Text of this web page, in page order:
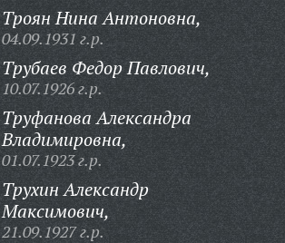
Троян Нина Антоновна,
04.09.1931 г.р.
Трубаев Федор Павлович,
10.07.1926 г.р.
Труфанова Александра
Владимировна,
01.07.1923 г.р.
Трухин Александр
Максимович,
21.09.1927 г.р.